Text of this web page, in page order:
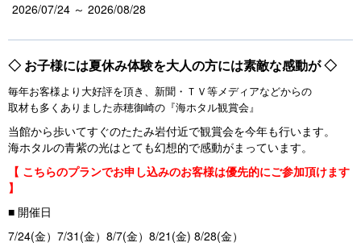
2026/07/24 ～ 2026/08/28
◇ お子様には夏休み体験を大人の方には素敵な感動が ◇
毎年お客様より大好評を頂き、新聞・ＴＶ等メディアなどからの
取材も多くありました赤穂御崎の『海ホタル観賞会』
当館から歩いてすぐのたたみ岩付近で観賞会を今年も行います。
海ホタルの青紫の光はとても幻想的で感動がまっています。
【 こちらのプランでお申し込みのお客様は優先的にご参加頂けます
】
■ 開催日
7/24(金）7/31(金）8/7(金）8/21(金) 8/28(金）